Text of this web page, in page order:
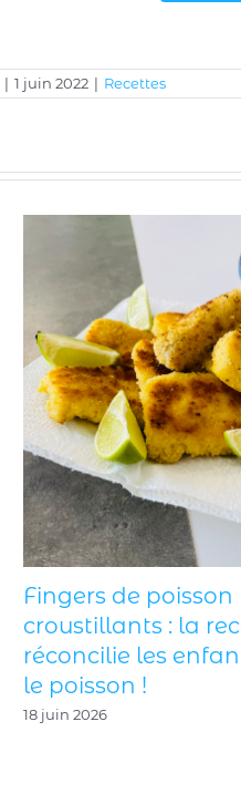
| 1 juin 2022 | Recettes
Fingers de poisson
croustillants : la
réconcilie les
le poisson !
18 juin 2026